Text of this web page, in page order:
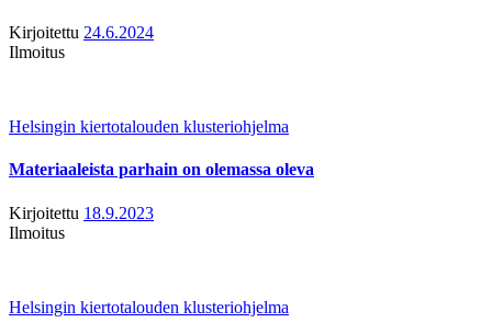
Kirjoitettu 24.6.2024
Ilmoitus
Helsingin kiertotalouden klusteriohjelma
Materiaaleista parhain on olemassa oleva
Kirjoitettu 18.9.2023
Ilmoitus
Helsingin kiertotalouden klusteriohjelma